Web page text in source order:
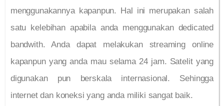
menggunakannya kapanpun. Hal ini merupakan salah
satu kelebihan apabila anda menggunakan dedicated
bandwith. Anda dapat melakukan streaming online
kapanpun yang anda mau selama 24 jam. Satelit yang
digunakan pun berskala internasional. Sehingga
internet dan koneksi yang anda miliki sangat baik.